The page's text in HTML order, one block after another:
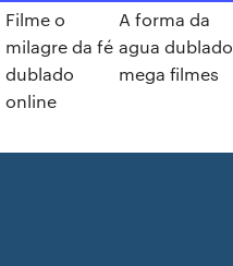
Filme o
milagre da fé
dublado
online
A forma da
agua dublado
mega filmes